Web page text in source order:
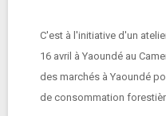
C'est à l'initiative d'un
16 avril à Yaoundé au
des marchés à Yaoundé
de consommation